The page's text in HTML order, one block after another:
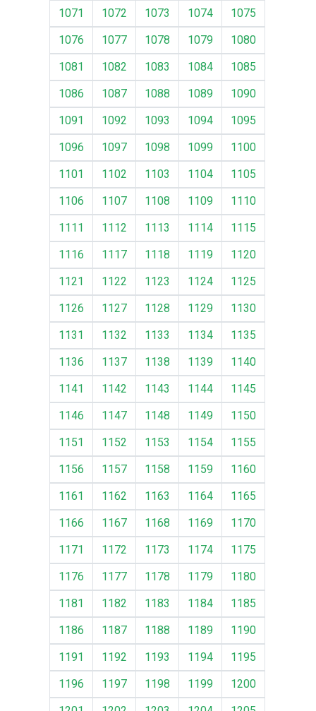
1071
1072 1073 1074
1075
1076
1077 1078 1079
1080
1081
1082 1083 1084
1085
1086
1087 1088 1089
1090
1091
1092 1093 1094
1095
1096
1097 1098 1099
1100
1101
1102 1103 1104
1105
1106
1107 1108 1109
1110
1111
1112 1113 1114
1115
1116
1117 1118 1119
1120
1121
1122 1123 1124
1125
1126
1127 1128 1129
1130
1131
1132 1133 1134
1135
1136
1137 1138 1139
1140
1141
1142 1143 1144
1145
1146
1147 1148 1149
1150
1151
1152 1153 1154
1155
1156
1157 1158 1159
1160
1161
1162 1163 1164
1165
1166
1167 1168 1169
1170
1171
1172 1173 1174
1175
1176
1177 1178 1179
1180
1181
1182 1183 1184
1185
1186
1187 1188 1189
1190
1191
1192 1193 1194
1195
1196
1197 1198 1199
1200